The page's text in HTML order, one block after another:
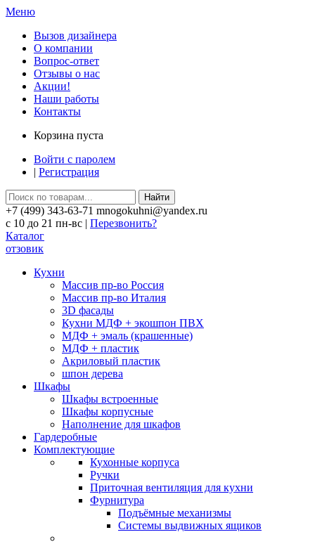
Меню
Вызов дизайнера
О компании
Вопрос-ответ
Отзывы о нас
Акции!
Наши работы
Контакты
Корзина пуста
Войти с паролем
| Регистрация
Найти
+7 (499) 343-63-71 mnogokuhni@yandex.ru
c 10 до 21 пн-вс | Перезвонить?
Каталог
отзовик
Кухни
Массив пр-во Россия
Массив пр-во Италия
3D фасады
Кухни МДФ + экошпон ПВХ
МДФ + эмаль (крашенные)
МДФ + пластик
Акриловый пластик
шпон дерева
Шкафы
Шкафы встроенные
Шкафы корпусные
Наполнение для шкафов
Гардеробные
Комплектующие
Кухонные корпуса
Ручки
Приточная вентиляция для кухни
Фурнитура
Подъёмные механизмы
Системы выдвижных ящиков